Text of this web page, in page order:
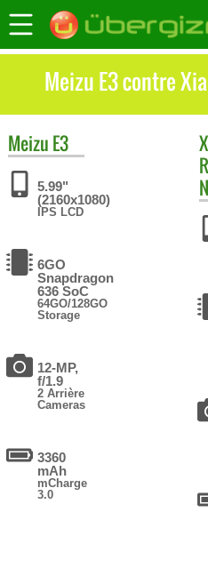
Meizu E3 contre
Meizu E3
5.99"
(2160x1080)
IPS LCD
6GO
Snapdragon
636 SoC
64GO/128GO
Storage
12-MP,
f/1.9
2 Arrière
Cameras
3360
mAh
mCharge
3.0